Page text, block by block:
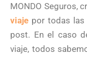
MONDO Seguros,
viaje por todas las
post. En el caso
viaje, todos